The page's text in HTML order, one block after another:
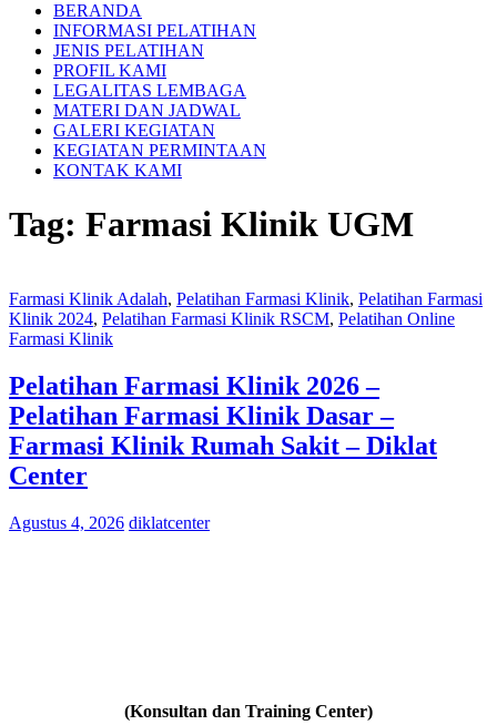
BERANDA
INFORMASI PELATIHAN
JENIS PELATIHAN
PROFIL KAMI
LEGALITAS LEMBAGA
MATERI DAN JADWAL
GALERI KEGIATAN
KEGIATAN PERMINTAAN
KONTAK KAMI
Tag: Farmasi Klinik UGM
Farmasi Klinik Adalah, Pelatihan Farmasi Klinik, Pelatihan Farmasi
Klinik 2024, Pelatihan Farmasi Klinik RSCM, Pelatihan Online
Farmasi Klinik
Pelatihan Farmasi Klinik 2026 –
Pelatihan Farmasi Klinik Dasar –
Farmasi Klinik Rumah Sakit – Diklat
Center
Agustus 4, 2026 diklatcenter
(Konsultan dan Training Center)